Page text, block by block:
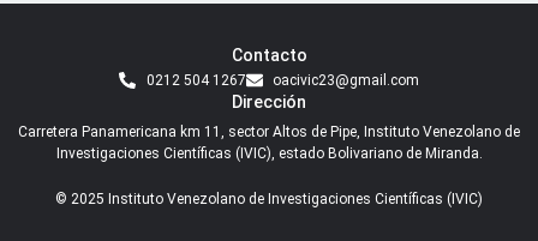
Contacto
0212 504 1267 oacivic23@gmail.com
Dirección
Carretera Panamericana km 11, sector Altos de Pipe, Instituto Venezolano de
Investigaciones Científicas (IVIC), estado Bolivariano de Miranda.
© 2025 Instituto Venezolano de Investigaciones Científicas (IVIC)